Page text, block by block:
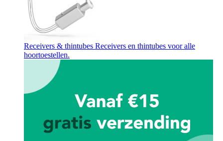
Receivers & thintubes Receivers en thintubes voor alle
hoortoestellen.